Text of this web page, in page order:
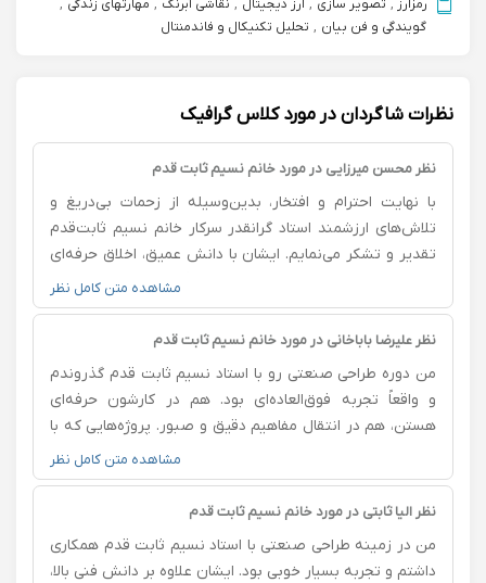
رمزارز , تصویر سازی , ارز دیجیتال , نقاشی آبرنگ , مهارتهای زندگی ,
گویندگی و فن بیان , تحلیل تکنیکال و فاندمنتال
نظرات شاگردان در مورد کلاس گرافیک
نظر محسن میرزایی در مورد خانم نسیم ثابت قدم
با نهایت احترام و افتخار، بدین‌وسیله از زحمات بی‌دریغ و
تلاش‌های ارزشمند استاد گرانقدر سرکار خانم نسیم ثابت‌قدم
تقدیر و تشکر می‌نمایم. ایشان با دانش عمیق، اخلاق حرفه‌ای
و دلسوزی مثال‌زدنی، نه تنها چراغ راه دانشجویان و
علاقه‌مندان به علم بوده‌اند، بلکه با رفتار انسانی و منش والای
خود الگویی شایسته برای جامعه علمی و فرهنگی محسوب
آینده، ماندگار و الهام‌بخش خواهد بود. از خداوند متعال برای
ایشان سلامتی، موفقیت و توفیق روزافزون مسئلت دارم.
مشاهده متن کامل نظر
نظر علیرضا باباخانی در مورد خانم نسیم ثابت قدم
من دوره طراحی صنعتی رو با استاد نسیم ثابت قدم گذروندم
و واقعاً تجربه فوق‌العاده‌ای بود. هم در کارشون حرفه‌ای
هستن، هم در انتقال مفاهیم دقیق و صبور. پروژه‌هایی که با
راهنمایی ایشون انجام دادم باعث شد دیدم به طراحی صنعتی
خیلی قوی‌تر و تخصصی‌تر بشه. کاملاً از همکاری با ایشون
راضی هستم و با اطمینان پیشنهادشون می‌کنم.
مشاهده متن کامل نظر
نظر الیا ثابتی در مورد خانم نسیم ثابت قدم
من در زمینه طراحی صنعتی با استاد نسیم ثابت قدم همکاری
داشتم و تجربه بسیار خوبی بود. ایشان علاوه بر دانش فنی بالا،